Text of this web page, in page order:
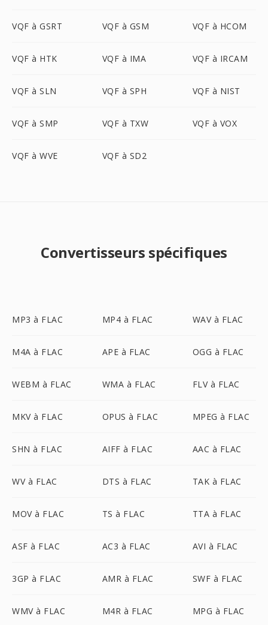
VQF à GSRT VQF à GSM VQF à HCOM
VQF à HTK VQF à IMA VQF à IRCAM
VQF à SLN VQF à SPH VQF à NIST
VQF à SMP VQF à TXW VQF à VOX
VQF à WVE VQF à SD2
Convertisseurs spécifiques
MP3 à FLAC MP4 à FLAC WAV à FLAC
M4A à FLAC APE à FLAC OGG à FLAC
WEBM à FLAC WMA à FLAC FLV à FLAC
MKV à FLAC OPUS à FLAC MPEG à FLAC
SHN à FLAC AIFF à FLAC AAC à FLAC
WV à FLAC DTS à FLAC TAK à FLAC
MOV à FLAC TS à FLAC TTA à FLAC
ASF à FLAC AC3 à FLAC AVI à FLAC
3GP à FLAC AMR à FLAC SWF à FLAC
WMV à FLAC M4R à FLAC MPG à FLAC